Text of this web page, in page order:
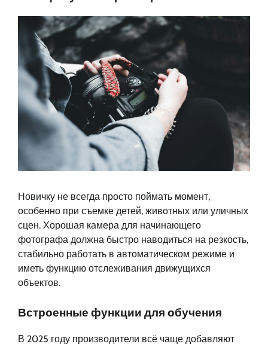
Новичку не всегда просто поймать момент,
особенно при съемке детей, животных или уличных
сцен. Хорошая камера для начинающего
фотографа должна быстро наводиться на резкость,
стабильно работать в автоматическом режиме и
иметь функцию отслеживания движущихся
объектов.
Встроенные функции для обучения
В 2025 году производители всё чаще добавляют